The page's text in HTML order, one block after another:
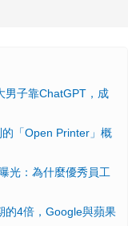
男子靠ChatGPT，成
「Open Printer」概
光：為什麼優秀員工
的4倍，Google與蘋果